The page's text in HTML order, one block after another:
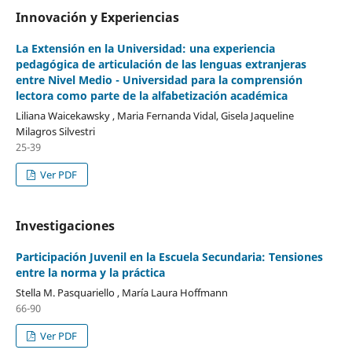
Innovación y Experiencias
La Extensión en la Universidad: una experiencia
pedagógica de articulación de las lenguas extranjeras
entre Nivel Medio - Universidad para la comprensión
lectora como parte de la alfabetización académica
Liliana Waicekawsky , Maria Fernanda Vidal, Gisela Jaqueline
Milagros Silvestri
25-39
Ver PDF
Investigaciones
Participación Juvenil en la Escuela Secundaria: Tensiones
entre la norma y la práctica
Stella M. Pasquariello , María Laura Hoffmann
66-90
Ver PDF